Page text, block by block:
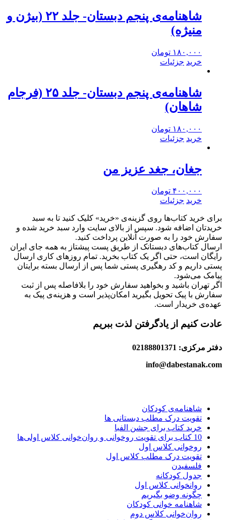
شاهنامه‌ی پنجم دبستان- جلد ۲۲ (بیژن و
منیژه)
۱۸۰,۰۰۰ تومان
خرید جزئیات
شاهنامه‌ی پنجم دبستان- جلد ۲۵ (فرجام
شاهان)
۱۸۰,۰۰۰ تومان
خرید جزئیات
جغان، جغد عزیز من
۴۰۰,۰۰۰ تومان
خرید جزئیات
برای خرید کتاب‌ها روی گزینه‌ی «خرید» کلیک کنید تا به سبد
خریدتان اضافه شود. سپس از بالای سایت وارد سبد خرید شده و
سفارش خود را به صورت آنلاین پرداخت کنید.
ارسال کتاب‌های دبستانک از طریق پست پیشتاز به همه جای ایران
رایگان است، حتی اگر یک کتاب بخرید. تمام روزهای کاری ارسال
پستی داریم و کد رهگیری پستی شما پس از ارسال بسته برایتان
پیامک می‌شود.
اگر تهران باشید و بخواهید سفارش خود را بلافاصله پس از ثبت
سفارش با پیک تحویل بگیرید امکان‌پذیر است و هزینه‌ی پیک به
عهده‌ی خریدار است.
عادت کنیم از یادگرفتن لذت ببریم
دفتر مرکزی: 02188801371
info@dabestanak.com
شاهنامه‌ی کودکان
تقویت درک مطلب دبستانی ها
خرید کتاب برای جشن الفبا
10 کتاب برای تقویت روخوانی و روان‌خوانی کلاس اولی‌ها
روخوانی کلاس اول
تقویت درک مطلب کلاس اول
فلسفیدن
جدول کودکانه
روانخوانی کلاس اول
چگونه وضو بگیریم
شاهنامه خوانی کودکان
روان‌خوانی کلاس دوم